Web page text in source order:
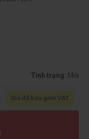
Tình trạng: Mới
Giá đã bao gồm VAT